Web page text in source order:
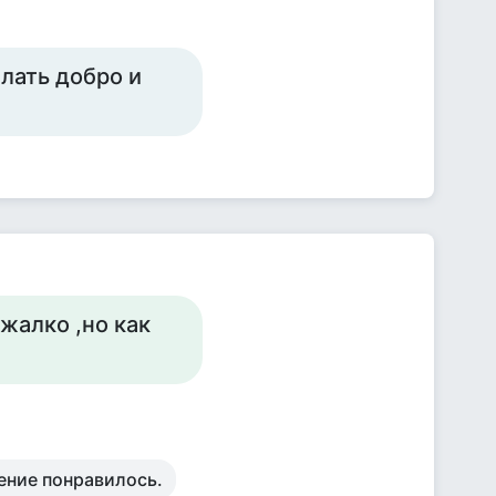
добро и
,но как
понравилось.